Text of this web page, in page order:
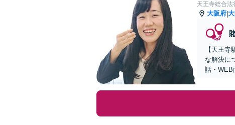
天王寺総合法
大阪府|
【天王
な解決に
話・WEB